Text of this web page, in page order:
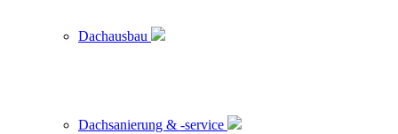
Dachausbau
Dachsanierung & -service